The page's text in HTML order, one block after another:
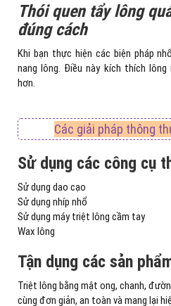
Thói quen tẩy lông
đúng cách
Khi bạn thực hiện các biện pháp
nang lông. Điều này kích thích
hơn.
Các giải pháp thông
Sử dụng các công cụ
Sử dụng dao cạo
Sử dụng nhíp nhổ
Sử dụng máy triệt lông cầm tay
Wax lông
Tận dụng các sản
Triệt lông bằng mật ong, chanh,
cùng đơn giản, an toàn và mang lại